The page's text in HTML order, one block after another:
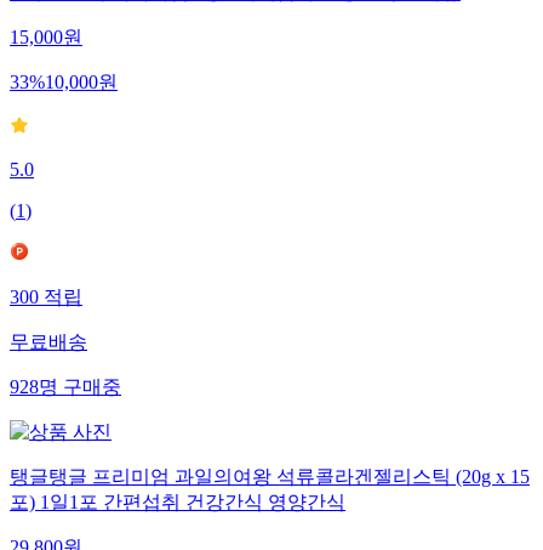
15,000원
33%10,000원
5.0
(1)
300적립
무료배송
928명구매중
탱글탱글 프리미엄 과일의여왕 석류콜라겐젤리스틱 (20g x 15
포) 1일1포 간편섭취 건강간식 영양간식